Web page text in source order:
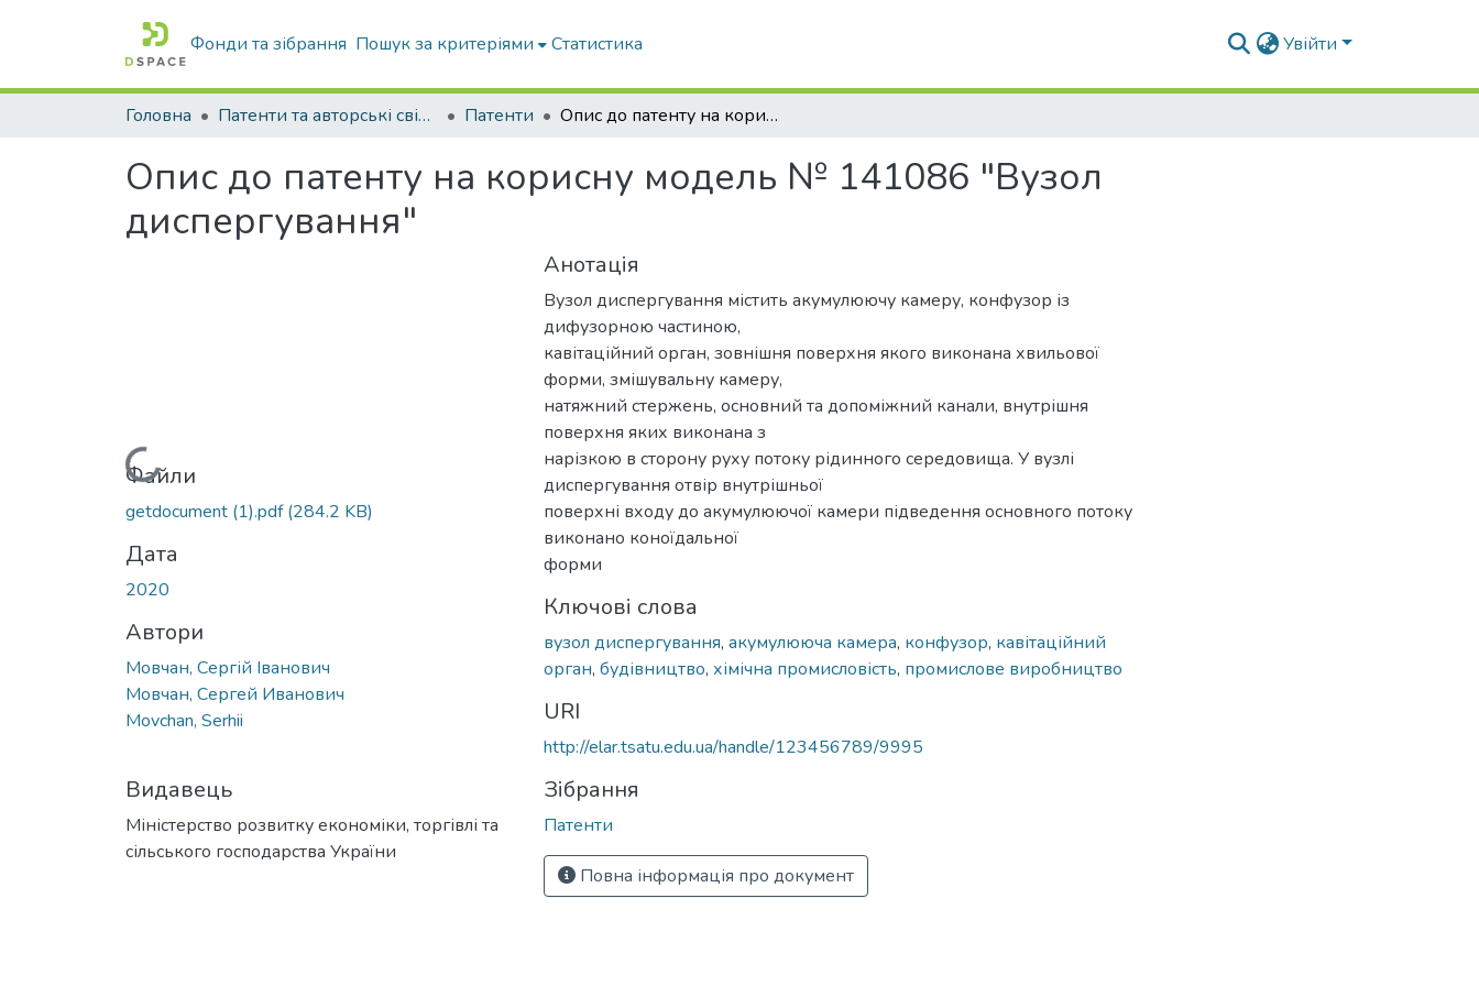
Фонди та зібрання Пошук за критеріями Статистика Увійти
Головна Патенти та авторські свідоцтва Патенти Опис до патенту на корисну модель № 141086 "Вузол диспергування"
Опис до патенту на корисну модель № 141086 "Вузол
диспергування"
Вантажиться...
Файли
getdocument (1).pdf(284.2 KB)
Дата
2020
Автори
Мовчан, Сергій Іванович
Мовчан, Сергей Иванович
Movchan, Serhii
Видавець
Міністерство розвитку економіки, торгівлі та
сільського господарства України
Анотація
Вузол диспергування містить акумулюючу камеру, конфузор із
дифузорною частиною,
кавітаційний орган, зовнішня поверхня якого виконана хвильової
форми, змішувальну камеру,
натяжний стержень, основний та допоміжний канали, внутрішня
поверхня яких виконана з
нарізкою в сторону руху потоку рідинного середовища. У вузлі
диспергування отвір внутрішньої
поверхні входу до акумулюючої камери підведення основного потоку
виконано коноїдальної
форми
Ключові слова
вузол диспергування, акумулююча камера, конфузор, кавітаційний
орган, будівництво, хімічна промисловість, промислове виробництво
URI
http://elar.tsatu.edu.ua/handle/123456789/9995
Зібрання
Патенти
Повна інформація про документ